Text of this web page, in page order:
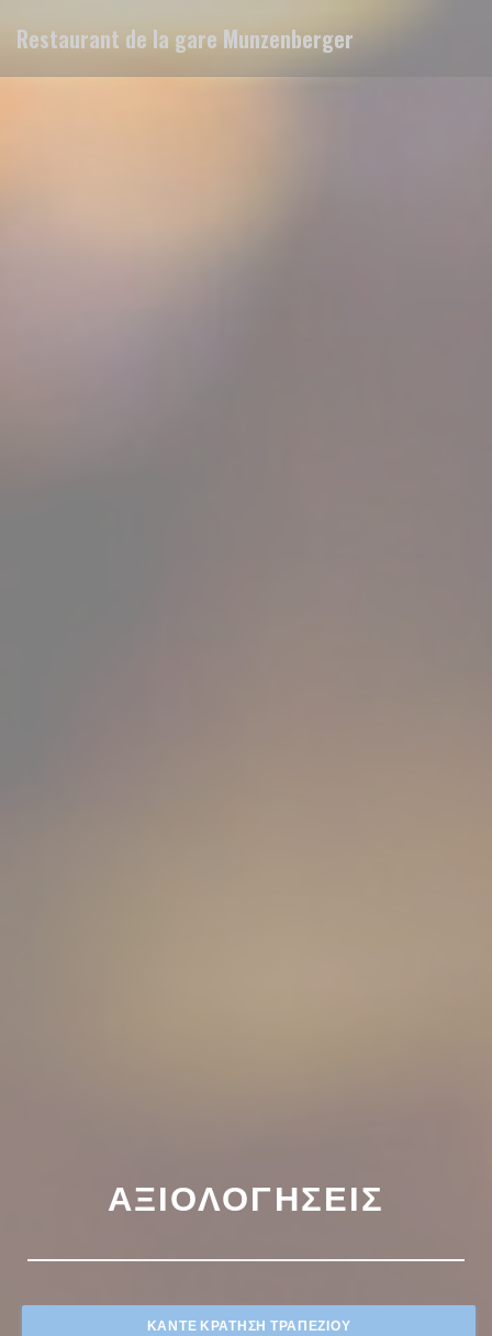
Restaurant de la gare Munzenberger
ΑΞΙΟΛΟΓΉΣΕΙΣ
ΚΆΝΤΕ ΚΡΆΤΗΣΗ ΤΡΑΠΕΖΙΟΎ